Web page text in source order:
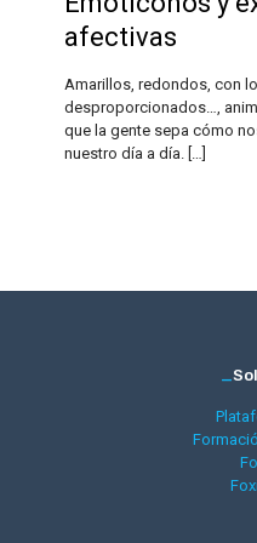
afectivas
Amarillos, redondos, con
desproporcionados…,
que la gente sepa cómo
nuestro día a día. […]
_